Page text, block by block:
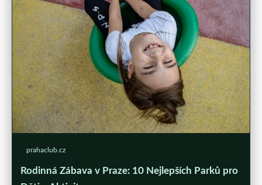
prahaclub.cz
Rodinná Zábava v Praze: 10 Nejlepších Parků pro